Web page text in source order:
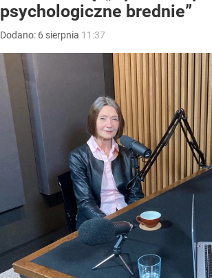
psychologiczne brednie”
Dodano: 6 sierpnia 11:37